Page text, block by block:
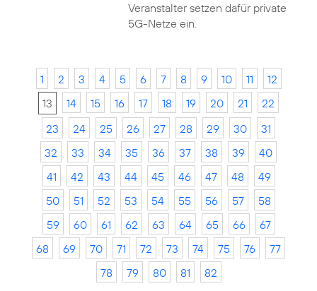
Veranstalter setzen dafür private
5G-Netze ein.
1 2 3 4 5 6 7 8 9 10 11
12
13
14 15 16 17 18 19 20 21
22
23
24 25 26 27 28 29 30
31
32
33 34 35 36 37 38 39
40
41
42 43 44 45 46 47 48
49
50
51 52 53 54 55 56 57
58
59
60 61 62 63 64 65 66
67
68
69 70 71 72 73 74 75 76
77
78
79 80 81 82